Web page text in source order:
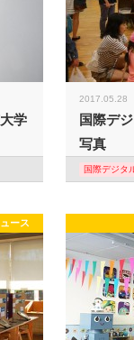
学
2017.05.28
国際デ
写真
国際デジタ
ース